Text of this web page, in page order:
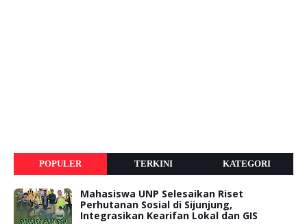
POPULER TERKINI KATEGORI
Mahasiswa UNP Selesaikan Riset
Perhutanan Sosial di Sijunjung,
Integrasikan Kearifan Lokal dan GIS